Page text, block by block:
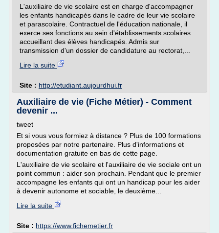
L'auxiliaire de vie scolaire est en charge d'accompagner
les enfants handicapés dans le cadre de leur vie scolaire
et parascolaire. Contractuel de l'éducation nationale, il
exerce ses fonctions au sein d'établissements scolaires
accueillant des élèves handicapés. Admis sur
transmission d'un dossier de candidature au rectorat,...
Lire la suite
Site : http://etudiant.aujourdhui.fr
Auxiliaire de vie (Fiche Métier) - Comment
devenir ...
tweet
Et si vous vous formiez à distance ? Plus de 100 formations
proposées par notre partenaire. Plus d'informations et
documentation gratuite en bas de cette page.
L'auxiliaire de vie scolaire et l'auxiliaire de vie sociale ont un
point commun : aider son prochain. Pendant que le premier
accompagne les enfants qui ont un handicap pour les aider
à devenir autonome et sociable, le deuxième...
Lire la suite
Site : https://www.fichemetier.fr